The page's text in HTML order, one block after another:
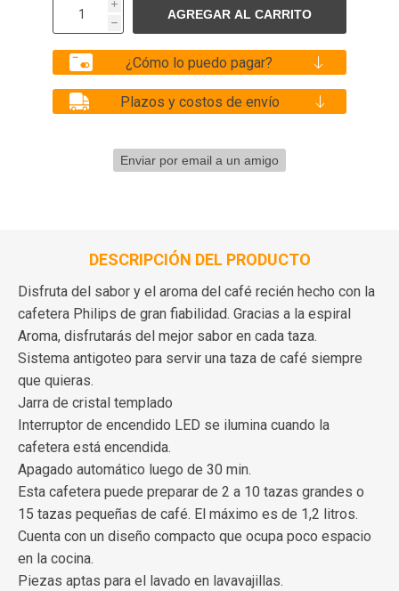
i
h
¿Cómo lo puedo pagar?
Plazos y costos de envío
DESCRIPCIÓN DEL PRODUCTO
Disfruta del sabor y el aroma del café recién hecho con la
cafetera Philips de gran fiabilidad. Gracias a la espiral
Aroma, disfrutarás del mejor sabor en cada taza.
Sistema antigoteo para servir una taza de café siempre
que quieras.
Jarra de cristal templado
Interruptor de encendido LED se ilumina cuando la
cafetera está encendida.
Apagado automático luego de 30 min.
Esta cafetera puede preparar de 2 a 10 tazas grandes o
15 tazas pequeñas de café. El máximo es de 1,2 litros.
Cuenta con un diseño compacto que ocupa poco espacio
en la cocina.
Piezas aptas para el lavado en lavavajillas.